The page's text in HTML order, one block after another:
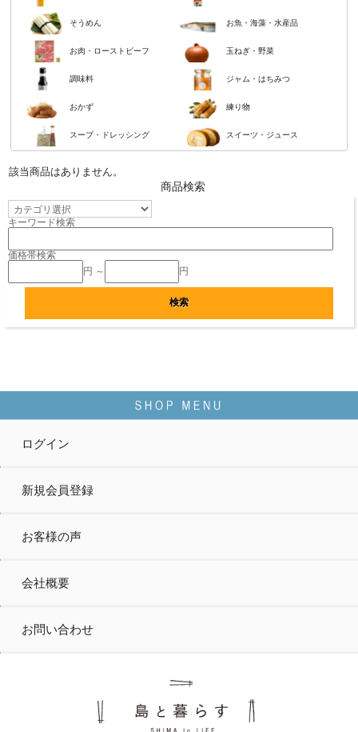
そうめん お魚・海藻・水産品
お肉・ローストビーフ 玉ねぎ・野菜
調味料 ジャム・はちみつ
おかず 練り物
スープ・ドレッシング スイーツ・ジュース
該当商品はありません。
商品検索
キーワード検索
価格帯検索
円 ～
円
ログイン
新規会員登録
お客様の声
会社概要
お問い合わせ